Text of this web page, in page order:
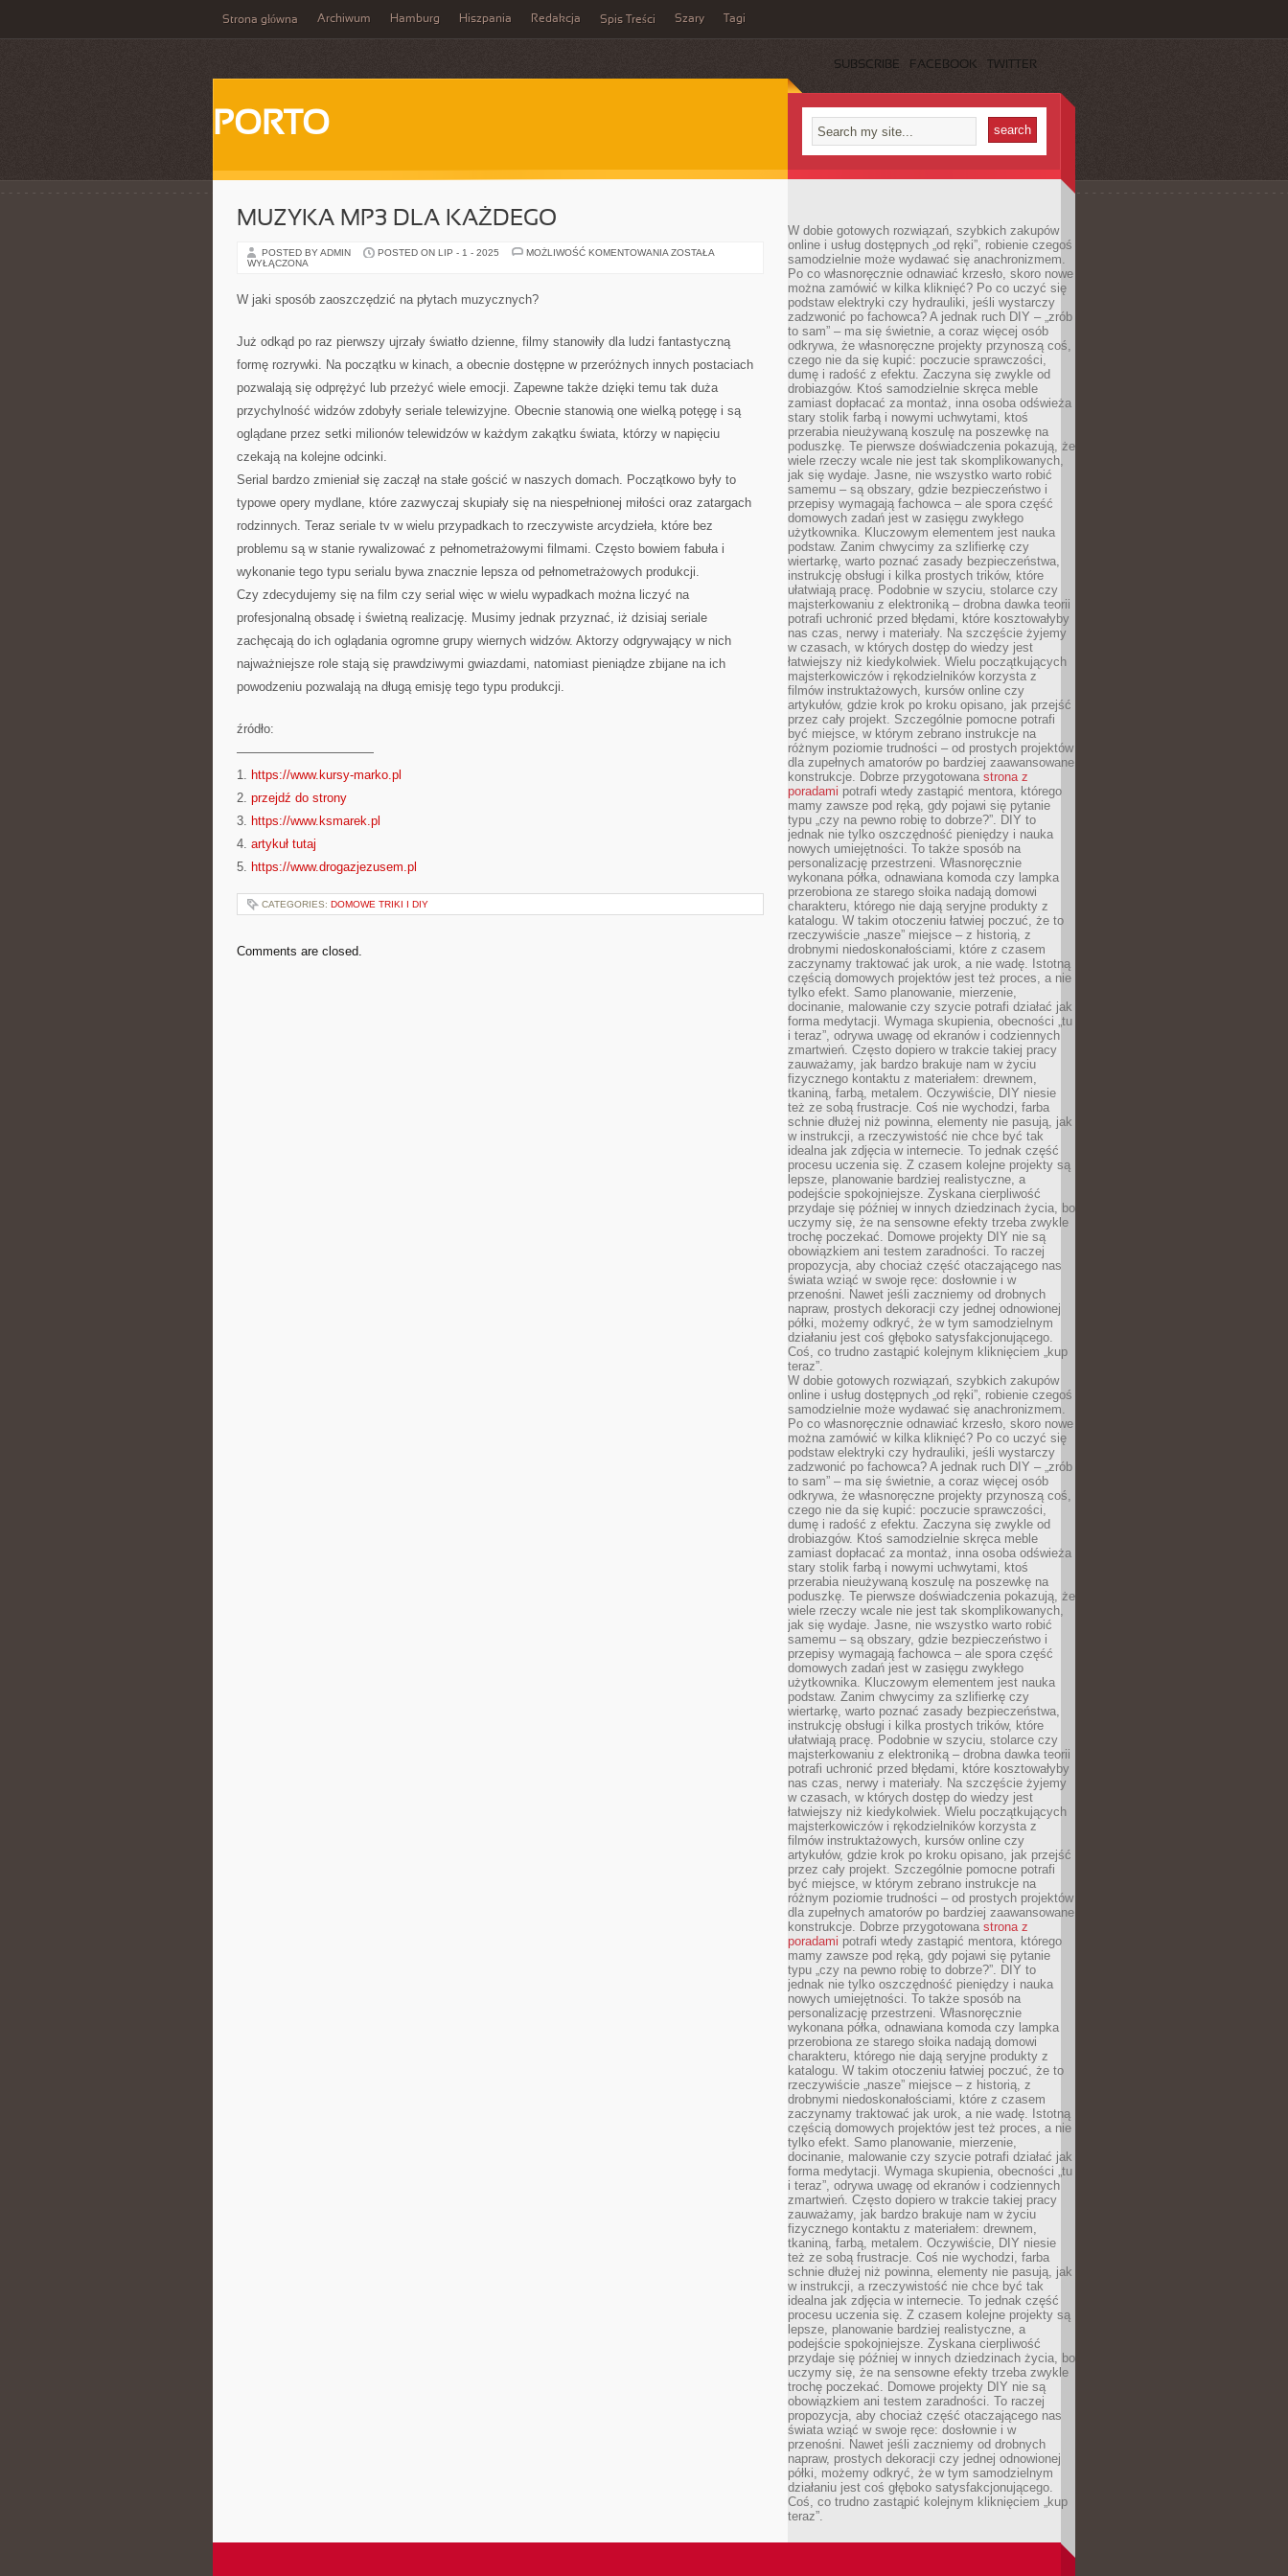
Strona główna Archiwum Hamburg Hiszpania Redakcja Spis Treści Szary Tagi
SUBSCRIBE FACEBOOK TWITTER
PORTO
MUZYKA MP3 DLA KAŻDEGO
POSTED BY ADMIN POSTED ON LIP - 1 - 2025 MOŻLIWOŚĆ KOMENTOWANIA MUZYKA
ZOSTAŁA
WYŁĄCZONA
W jaki sposób zaoszczędzić na płytach muzycznych?
Już odkąd po raz pierwszy ujrzały światło dzienne, filmy stanowiły dla ludzi fantastyczną
formę rozrywki. Na początku w kinach, a obecnie dostępne w przeróżnych innych postaciach
pozwalają się odprężyć lub przeżyć wiele emocji. Zapewne także dzięki temu tak duża
przychylność widzów zdobyły seriale telewizyjne. Obecnie stanowią one wielką potęgę i są
oglądane przez setki milionów telewidzów w każdym zakątku świata, którzy w napięciu
czekają na kolejne odcinki.
Serial bardzo zmieniał się zaczął na stałe gościć w naszych domach. Początkowo były to
typowe opery mydlane, które zazwyczaj skupiały się na niespełnionej miłości oraz zatargach
rodzinnych. Teraz seriale tv w wielu przypadkach to rzeczywiste arcydzieła, które bez
problemu są w stanie rywalizować z pełnometrażowymi filmami. Często bowiem fabuła i
wykonanie tego typu serialu bywa znacznie lepsza od pełnometrażowych produkcji.
Czy zdecydujemy się na film czy serial więc w wielu wypadkach można liczyć na
profesjonalną obsadę i świetną realizację. Musimy jednak przyznać, iż dzisiaj seriale
zachęcają do ich oglądania ogromne grupy wiernych widzów. Aktorzy odgrywający w nich
najważniejsze role stają się prawdziwymi gwiazdami, natomiast pieniądze zbijane na ich
powodzeniu pozwalają na długą emisję tego typu produkcji.
źródło:
———————————
1. https://www.kursy-marko.pl
2. przejdź do strony
3. https://www.ksmarek.pl
4. artykuł tutaj
5. https://www.drogazjezusem.pl
CATEGORIES: DOMOWE TRIKI I DIY
Comments are closed.
W dobie gotowych rozwiązań, szybkich zakupów
online i usług dostępnych „od ręki”, robienie czegoś
samodzielnie może wydawać się anachronizmem.
Po co własnoręcznie odnawiać krzesło, skoro nowe
można zamówić w kilka kliknięć? Po co uczyć się
podstaw elektryki czy hydrauliki, jeśli wystarczy
zadzwonić po fachowca? A jednak ruch DIY – „zrób
to sam” – ma się świetnie, a coraz więcej osób
odkrywa, że własnoręczne projekty przynoszą coś,
czego nie da się kupić: poczucie sprawczości,
dumę i radość z efektu. Zaczyna się zwykle od
drobiazgów. Ktoś samodzielnie skręca meble
zamiast dopłacać za montaż, inna osoba odświeża
stary stolik farbą i nowymi uchwytami, ktoś
przerabia nieużywaną koszulę na poszewkę na
poduszkę. Te pierwsze doświadczenia pokazują, że
wiele rzeczy wcale nie jest tak skomplikowanych,
jak się wydaje. Jasne, nie wszystko warto robić
samemu – są obszary, gdzie bezpieczeństwo i
przepisy wymagają fachowca – ale spora część
domowych zadań jest w zasięgu zwykłego
użytkownika. Kluczowym elementem jest nauka
podstaw. Zanim chwycimy za szlifierkę czy
wiertarkę, warto poznać zasady bezpieczeństwa,
instrukcję obsługi i kilka prostych trików, które
ułatwiają pracę. Podobnie w szyciu, stolarce czy
majsterkowaniu z elektroniką – drobna dawka teorii
potrafi uchronić przed błędami, które kosztowałyby
nas czas, nerwy i materiały. Na szczęście żyjemy
w czasach, w których dostęp do wiedzy jest
łatwiejszy niż kiedykolwiek. Wielu początkujących
majsterkowiczów i rękodzielników korzysta z
filmów instruktażowych, kursów online czy
artykułów, gdzie krok po kroku opisano, jak przejść
przez cały projekt. Szczególnie pomocne potrafi
być miejsce, w którym zebrano instrukcje na
różnym poziomie trudności – od prostych projektów
dla zupełnych amatorów po bardziej zaawansowane
konstrukcje. Dobrze przygotowana strona z
poradami potrafi wtedy zastąpić mentora, którego
mamy zawsze pod ręką, gdy pojawi się pytanie
typu „czy na pewno robię to dobrze?”. DIY to
jednak nie tylko oszczędność pieniędzy i nauka
nowych umiejętności. To także sposób na
personalizację przestrzeni. Własnoręcznie
wykonana półka, odnawiana komoda czy lampka
przerobiona ze starego słoika nadają domowi
charakteru, którego nie dają seryjne produkty z
katalogu. W takim otoczeniu łatwiej poczuć, że to
rzeczywiście „nasze” miejsce – z historią, z
drobnymi niedoskonałościami, które z czasem
zaczynamy traktować jak urok, a nie wadę. Istotną
częścią domowych projektów jest też proces, a nie
tylko efekt. Samo planowanie, mierzenie,
docinanie, malowanie czy szycie potrafi działać jak
forma medytacji. Wymaga skupienia, obecności „tu
i teraz”, odrywa uwagę od ekranów i codziennych
zmartwień. Często dopiero w trakcie takiej pracy
zauważamy, jak bardzo brakuje nam w życiu
fizycznego kontaktu z materiałem: drewnem,
tkaniną, farbą, metalem. Oczywiście, DIY niesie
też ze sobą frustracje. Coś nie wychodzi, farba
schnie dłużej niż powinna, elementy nie pasują, jak
w instrukcji, a rzeczywistość nie chce być tak
idealna jak zdjęcia w internecie. To jednak część
procesu uczenia się. Z czasem kolejne projekty są
lepsze, planowanie bardziej realistyczne, a
podejście spokojniejsze. Zyskana cierpliwość
przydaje się później w innych dziedzinach życia, bo
uczymy się, że na sensowne efekty trzeba zwykle
trochę poczekać. Domowe projekty DIY nie są
obowiązkiem ani testem zaradności. To raczej
propozycja, aby chociaż część otaczającego nas
świata wziąć w swoje ręce: dosłownie i w
przenośni. Nawet jeśli zaczniemy od drobnych
napraw, prostych dekoracji czy jednej odnowionej
półki, możemy odkryć, że w tym samodzielnym
działaniu jest coś głęboko satysfakcjonującego.
Coś, co trudno zastąpić kolejnym kliknięciem „kup
teraz”.
W dobie gotowych rozwiązań, szybkich zakupów
online i usług dostępnych „od ręki”, robienie czegoś
samodzielnie może wydawać się anachronizmem.
Po co własnoręcznie odnawiać krzesło, skoro nowe
można zamówić w kilka kliknięć? Po co uczyć się
podstaw elektryki czy hydrauliki, jeśli wystarczy
zadzwonić po fachowca? A jednak ruch DIY – „zrób
to sam” – ma się świetnie, a coraz więcej osób
odkrywa, że własnoręczne projekty przynoszą coś,
czego nie da się kupić: poczucie sprawczości,
dumę i radość z efektu. Zaczyna się zwykle od
drobiazgów. Ktoś samodzielnie skręca meble
zamiast dopłacać za montaż, inna osoba odświeża
stary stolik farbą i nowymi uchwytami, ktoś
przerabia nieużywaną koszulę na poszewkę na
poduszkę. Te pierwsze doświadczenia pokazują, że
wiele rzeczy wcale nie jest tak skomplikowanych,
jak się wydaje. Jasne, nie wszystko warto robić
samemu – są obszary, gdzie bezpieczeństwo i
przepisy wymagają fachowca – ale spora część
domowych zadań jest w zasięgu zwykłego
użytkownika. Kluczowym elementem jest nauka
podstaw. Zanim chwycimy za szlifierkę czy
wiertarkę, warto poznać zasady bezpieczeństwa,
instrukcję obsługi i kilka prostych trików, które
ułatwiają pracę. Podobnie w szyciu, stolarce czy
majsterkowaniu z elektroniką – drobna dawka teorii
potrafi uchronić przed błędami, które kosztowałyby
nas czas, nerwy i materiały. Na szczęście żyjemy
w czasach, w których dostęp do wiedzy jest
łatwiejszy niż kiedykolwiek. Wielu początkujących
majsterkowiczów i rękodzielników korzysta z
filmów instruktażowych, kursów online czy
artykułów, gdzie krok po kroku opisano, jak przejść
przez cały projekt. Szczególnie pomocne potrafi
być miejsce, w którym zebrano instrukcje na
różnym poziomie trudności – od prostych projektów
dla zupełnych amatorów po bardziej zaawansowane
konstrukcje. Dobrze przygotowana strona z
poradami potrafi wtedy zastąpić mentora, którego
mamy zawsze pod ręką, gdy pojawi się pytanie
typu „czy na pewno robię to dobrze?”. DIY to
jednak nie tylko oszczędność pieniędzy i nauka
nowych umiejętności. To także sposób na
personalizację przestrzeni. Własnoręcznie
wykonana półka, odnawiana komoda czy lampka
przerobiona ze starego słoika nadają domowi
charakteru, którego nie dają seryjne produkty z
katalogu. W takim otoczeniu łatwiej poczuć, że to
rzeczywiście „nasze” miejsce – z historią, z
drobnymi niedoskonałościami, które z czasem
zaczynamy traktować jak urok, a nie wadę. Istotną
częścią domowych projektów jest też proces, a nie
tylko efekt. Samo planowanie, mierzenie,
docinanie, malowanie czy szycie potrafi działać jak
forma medytacji. Wymaga skupienia, obecności „tu
i teraz”, odrywa uwagę od ekranów i codziennych
zmartwień. Często dopiero w trakcie takiej pracy
zauważamy, jak bardzo brakuje nam w życiu
fizycznego kontaktu z materiałem: drewnem,
tkaniną, farbą, metalem. Oczywiście, DIY niesie
też ze sobą frustracje. Coś nie wychodzi, farba
schnie dłużej niż powinna, elementy nie pasują, jak
w instrukcji, a rzeczywistość nie chce być tak
idealna jak zdjęcia w internecie. To jednak część
procesu uczenia się. Z czasem kolejne projekty są
lepsze, planowanie bardziej realistyczne, a
podejście spokojniejsze. Zyskana cierpliwość
przydaje się później w innych dziedzinach życia, bo
uczymy się, że na sensowne efekty trzeba zwykle
trochę poczekać. Domowe projekty DIY nie są
obowiązkiem ani testem zaradności. To raczej
propozycja, aby chociaż część otaczającego nas
świata wziąć w swoje ręce: dosłownie i w
przenośni. Nawet jeśli zaczniemy od drobnych
napraw, prostych dekoracji czy jednej odnowionej
półki, możemy odkryć, że w tym samodzielnym
działaniu jest coś głęboko satysfakcjonującego.
Coś, co trudno zastąpić kolejnym kliknięciem „kup
teraz”.